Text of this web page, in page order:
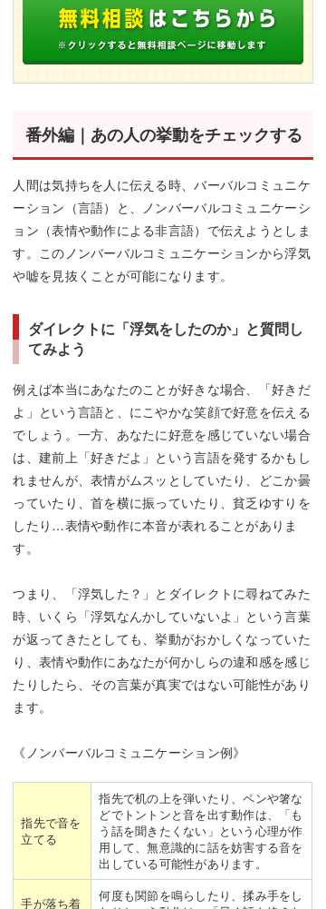
番外編｜あの人の挙動をチェックする
人間は気持ちを人に伝える時、バーバルコミュニケ
ーション（言語）と、ノンバーバルコミュニケーシ
ョン（表情や動作による非言語）で伝えようとしま
す。このノンバーバルコミュニケーションから浮気
や嘘を見抜くことが可能になります。
ダイレクトに「浮気をしたのか」と質問し
てみよう
例えば本当にあなたのことが好きな場合、「好きだ
よ」という言語と、にこやかな笑顔で好意を伝える
でしょう。一方、あなたに好意を感じていない場合
は、建前上「好きだよ」という言語を発するかもし
れませんが、表情がムスッとしていたり、どこか曇
っていたり、首を横に振っていたり、貧乏ゆすりを
したり…表情や動作に本音が表れることがありま
す。
つまり、「浮気した？」とダイレクトに尋ねてみた
時、いくら「浮気なんかしていないよ」という言葉
が返ってきたとしても、挙動がおかしくなっていた
り、表情や動作にあなたが何かしらの違和感を感じ
たりしたら、その言葉が真実ではない可能性があり
ます。
《ノンバーバルコミュニケーション例》
指先で音を
立てる
指先で机の上を弾いたり、ペンや箸な
どでトントンと音を出す動作は、「も
う話を聞きたくない」という心理が作
用して、無意識的に話を妨害する音を
出している可能性があります。
手が落ち着
何度も関節を鳴らしたり、揉み手をし